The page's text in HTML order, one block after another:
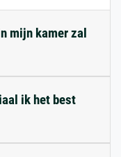
mijn kamer zal
ik het best